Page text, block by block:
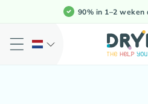
90% in 1–2 weken